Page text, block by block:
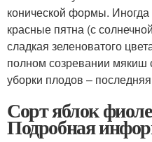
конической формы.
красные пятна (с
сладкая зеленоватого
полном созревании
уборки плодов –
Сорт яблок
Подробная